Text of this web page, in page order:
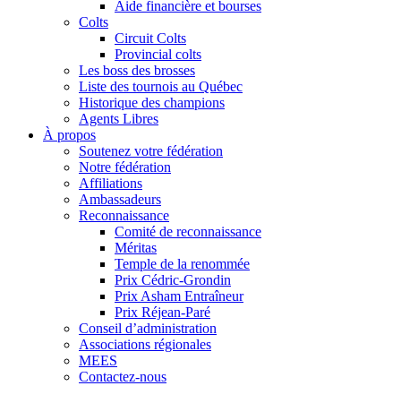
Aide financière et bourses
Colts
Circuit Colts
Provincial colts
Les boss des brosses
Liste des tournois au Québec
Historique des champions
Agents Libres
À propos
Soutenez votre fédération
Notre fédération
Affiliations
Ambassadeurs
Reconnaissance
Comité de reconnaissance
Méritas
Temple de la renommée
Prix Cédric-Grondin
Prix Asham Entraîneur
Prix Réjean-Paré
Conseil d’administration
Associations régionales
MEES
Contactez-nous